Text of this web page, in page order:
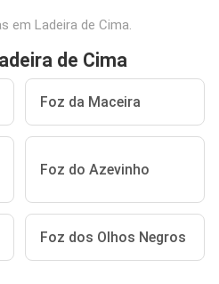
em Ladeira de Cima.
de Cima
Foz da Maceira
Foz do Azevinho
Foz dos Olhos Negros